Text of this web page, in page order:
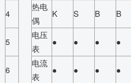
4
热电
偶
K S B B
5
电压
表
● ● ● ●
6
电流
表
● ● ● ●